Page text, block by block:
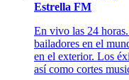
Estrella FM
En vivo las 24
bailadores en el
en el exterior. Los
así como cortes